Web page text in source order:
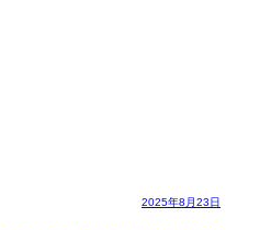
2025年8月23日